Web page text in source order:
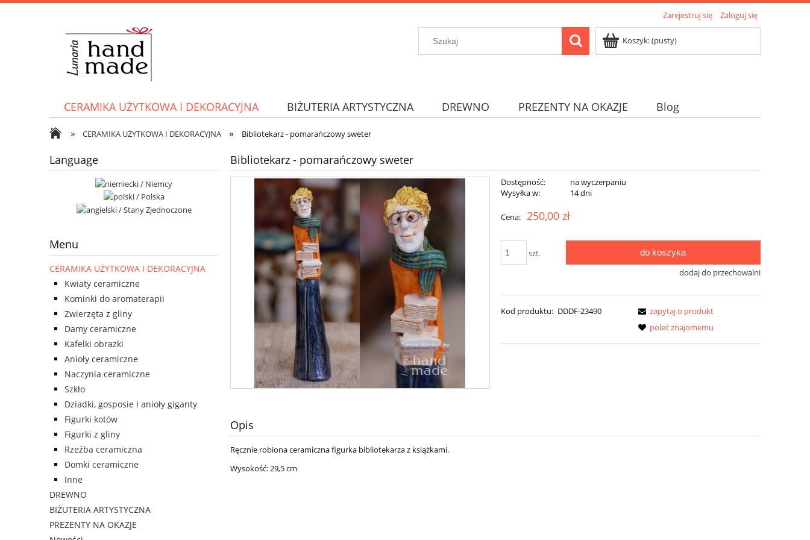
Zarejestruj się Zaloguj się
Koszyk:(pusty)
CERAMIKA UŻYTKOWA I DEKORACYJNA BIŻUTERIA ARTYSTYCZNA DREWNO PREZENTY NA OKAZJE Blog
» CERAMIKA UŻYTKOWA I DEKORACYJNA » Bibliotekarz - pomarańczowy sweter
Language
Menu
CERAMIKA UŻYTKOWA I DEKORACYJNA
Kwiaty ceramiczne
Kominki do aromaterapii
Zwierzęta z gliny
Damy ceramiczne
Kafelki obrazki
Anioły ceramiczne
Naczynia ceramiczne
Szkło
Dziadki, gosposie i anioły giganty
Figurki kotów
Figurki z gliny
Rzeźba ceramiczna
Domki ceramiczne
Inne
DREWNO
BIŻUTERIA ARTYSTYCZNA
PREZENTY NA OKAZJE
Bibliotekarz - pomarańczowy sweter
Dostępność:
na wyczerpaniu
Wysyłka w:
14 dni
Cena: 250,00 zł
szt. do koszyka
dodaj do przechowalni
Kod produktu: DDDF-23490
zapytaj o produkt
poleć znajomemu
Opis
Ręcznie robiona ceramiczna figurka bibliotekarza z książkami.
Wysokość: 29,5 cm